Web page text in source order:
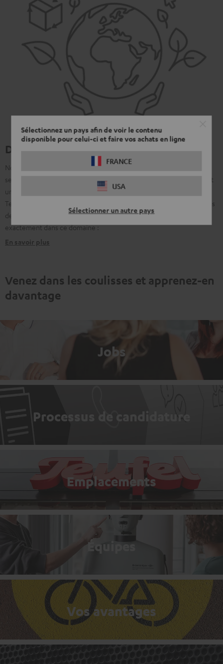
Sélectionnez un pays afin de voir le contenu
disponible pour celui-ci et faire vos achats en ligne
FRANCE
USA
Sélectionner un autre pays
Durable et en harmonie
Nous savons qu'en tant qu'entreprise, nous ne sommes pas
seulement redevables à nos clients, mais que nous avons également
une responsabilité sociale envers notre planète. C'est pourquoi,
Teufel s'engage de manière stratégique, ciblée et continue pour plus
de durabilité. Nous vous expliquons ici ce que nous faisons
exactement dans ce domaine :
En savoir plus
Venez dans les coulisses et apprenez-en
davantage
Jobs
Processus de candidature
Emplacements
Équipes
Vos avantages